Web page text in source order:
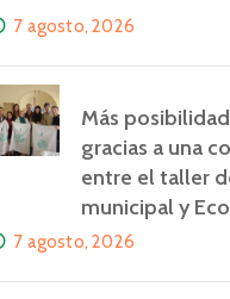
7 agosto, 2026
Más
gracias a una
entre el taller
municipal y
7 agosto, 2026